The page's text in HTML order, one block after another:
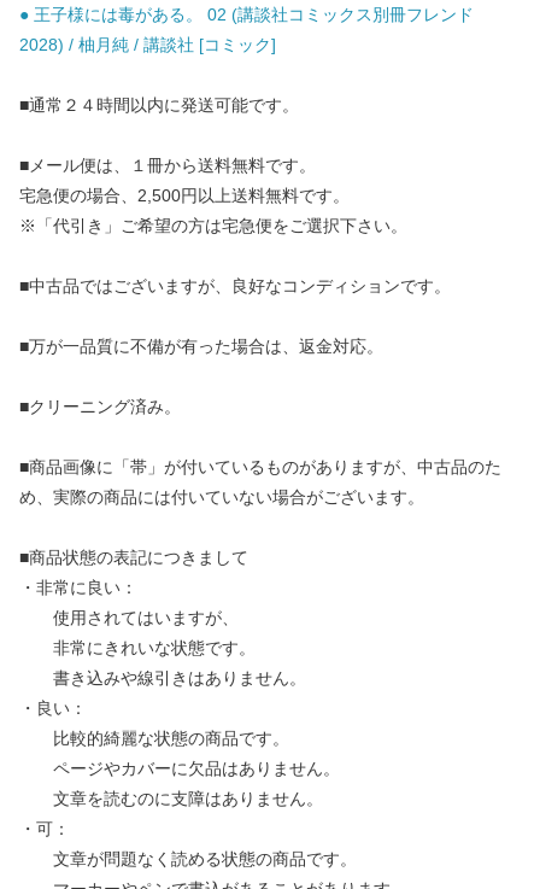
● 王子様には毒がある。 02 (講談社コミックス別冊フレンド
2028) / 柚月純 / 講談社 [コミック]
■通常２４時間以内に発送可能です。
■メール便は、１冊から送料無料です。
宅急便の場合、2,500円以上送料無料です。
※「代引き」ご希望の方は宅急便をご選択下さい。
■中古品ではございますが、良好なコンディションです。
■万が一品質に不備が有った場合は、返金対応。
■クリーニング済み。
■商品画像に「帯」が付いているものがありますが、中古品のた
め、実際の商品には付いていない場合がございます。
■商品状態の表記につきまして
・非常に良い：
使用されてはいますが、
非常にきれいな状態です。
書き込みや線引きはありません。
・良い：
比較的綺麗な状態の商品です。
ページやカバーに欠品はありません。
文章を読むのに支障はありません。
・可：
文章が問題なく読める状態の商品です。